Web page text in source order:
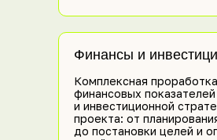
Комплексная проработка
финансовых показателей
и инвестиционной
проекта: от
до постановки целей и
Финансы и